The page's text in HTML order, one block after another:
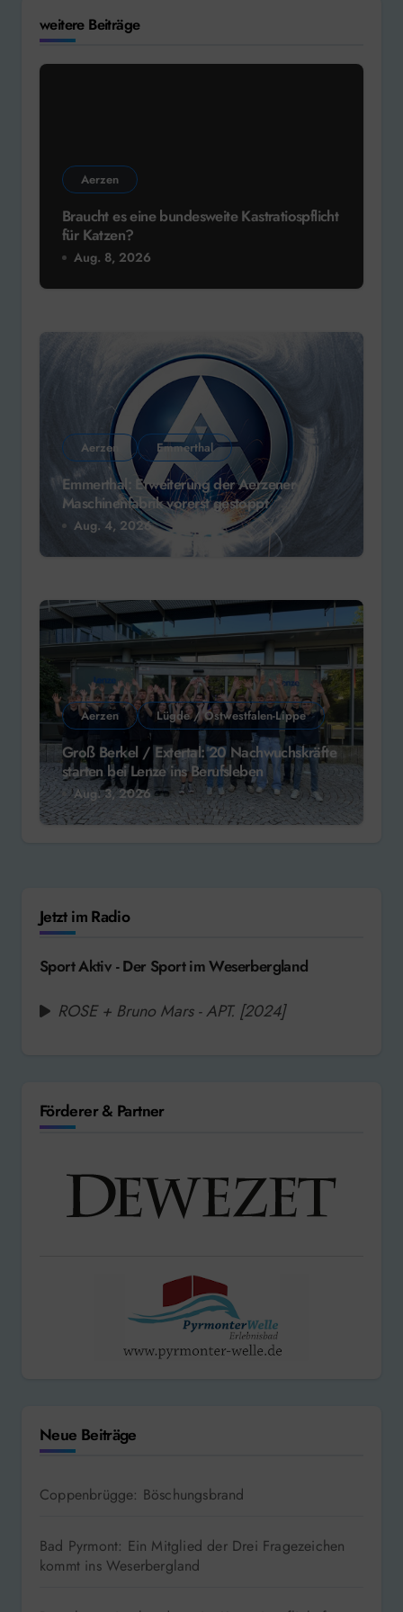
weitere Beiträge
Aerzen
Braucht es eine bundesweite Kastratiospflicht
für Katzen?
Aug. 8, 2026
Aerzen Emmerthal
Emmerthal: Erweiterung der Aerzener
Maschinenfabrik vorerst gestoppt
Aug. 4, 2026
Aerzen Lügde / Ostwestfalen-Lippe
Groß Berkel / Extertal: 20 Nachwuchskräfte
starten bei Lenze ins Berufsleben
Aug. 3, 2026
Jetzt im Radio
Sport Aktiv - Der Sport im Weserbergland
ROSE + Bruno Mars - APT. [2024]
Förderer & Partner
Neue Beiträge
Coppenbrügge: Böschungsbrand
Bad Pyrmont: Ein Mitglied der Drei Fragezeichen
kommt ins Weserbergland